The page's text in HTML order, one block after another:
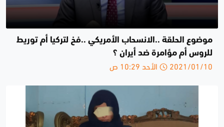
موضوع الحلقة ..الانسحاب الأمريكي ..فخ لتركيا أم توريط
للروس أم مؤامرة ضد أيران ؟
2021/01/10 الأحد 10:29 ص